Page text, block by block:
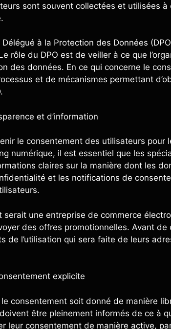
sont souvent collectées et utilisées
Délégué à la Protection des Données
rôle du DPO est de veiller à ce que
des données. En ce qui concerne le
et de mécanismes permettant
et d’information
le consentement des utilisateurs
numérique, il est essentiel que les
claires sur la manière dont les
et les notifications de
serait une entreprise de commerce
des offres promotionnelles. Avant
de l’utilisation qui sera faite de leurs
explicite
le consentement soit donné de manière
être pleinement informés de ce à
leur consentement de manière active,